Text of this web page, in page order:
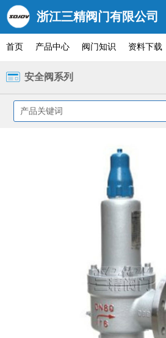
浙江三精阀门有限公司
首页 产品中心 阀门知识 资料下载
安全阀系列